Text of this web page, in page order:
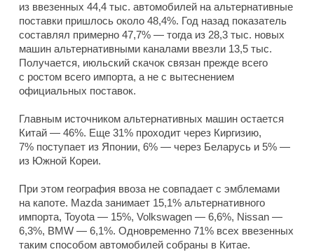
из ввезенных 44,4 тыс. автомобилей на альтернативные
поставки пришлось около 48,4%. Год назад показатель
составлял примерно 47,7% — тогда из 28,3 тыс. новых
машин альтернативными каналами ввезли 13,5 тыс.
Получается, июльский скачок связан прежде всего
с ростом всего импорта, а не с вытеснением
официальных поставок.
Главным источником альтернативных машин остается
Китай — 46%. Еще 31% проходит через Киргизию,
7% поступает из Японии, 6% — через Беларусь и 5% —
из Южной Кореи.
При этом география ввоза не совпадает с эмблемами
на капоте. Mazda занимает 15,1% альтернативного
импорта, Toyota — 15%, Volkswagen — 6,6%, Nissan —
6,3%, BMW — 6,1%. Одновременно 71% всех ввезенных
таким способом автомобилей собраны в Китае.